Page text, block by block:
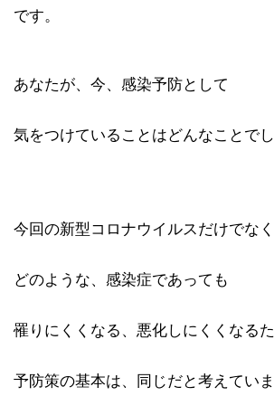
です。
あなたが、今、感染予防として
気をつけていることはどんなことで
今回の新型コロナウイルスだけでなく
どのような、感染症であっても
罹りにくくなる、悪化しにくくなる
予防策の基本は、同じだと考えていま